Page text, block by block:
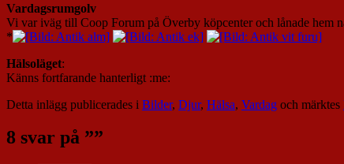
Vardagsrumgolv
Vi var iväg till Coop Forum på Överby köpcenter och lånade hem
*
Hälsoläget:
Känns fortfarande hanterligt :me:
Detta inlägg publicerades i Bilder, Djur, Hälsa, Vardag och märktes
8 svar på ””